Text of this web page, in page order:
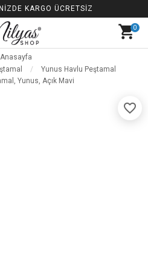
KARGO ÜCRETSİZ
shopping_cart0
Anasayfa
Yunus Havlu Peştamal
Yunus, Açık Mavi
favorite_border